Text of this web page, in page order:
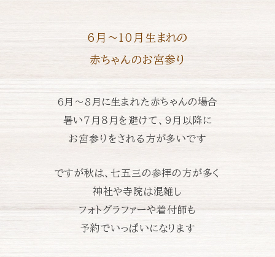
6月〜10月生まれの
赤ちゃんのお宮参り
6月〜8月に生まれた赤ちゃんの場合
暑い７月８月を避けて、 9月以降に
お宮参りをされる方が多いです
ですが秋は、七五三の参拝の方が多く
神社や寺院は混雑し
フォトグラファーや着付師も
予約でいっぱいになります